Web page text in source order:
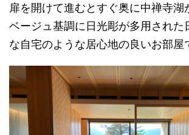
扉を開けて進むとすぐ奥に中禅寺湖
ベージュ基調に日光彫が多用された
な自宅のような居心地の良いお部屋